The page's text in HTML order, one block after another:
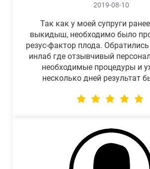
2019-08-10
Так как у моей супруги
выкидыш, необходимо было
резус-фактор плода.
инлаб где отзывчивый
необходимые процедуры и
несколько дней результат